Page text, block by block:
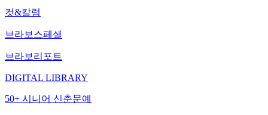
컷&칼럼
브라보스페셜
브라보리포트
DIGITAL LIBRARY
50+ 시니어 신춘문예